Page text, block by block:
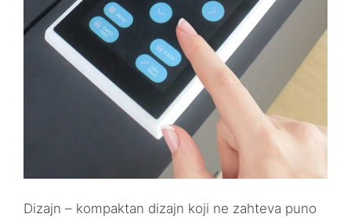
Dizajn – kompaktan dizajn koji ne zahteva puno